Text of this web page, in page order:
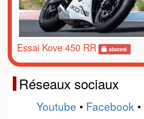
Essai Kove 450 RR abonné
Réseaux sociaux
Youtube • Facebook •